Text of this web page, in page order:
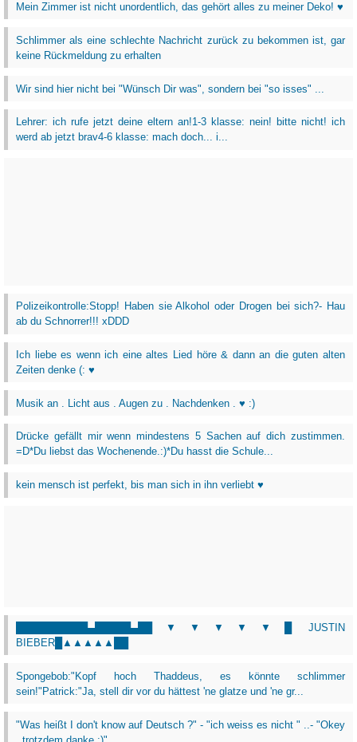
Mein Zimmer ist nicht unordentlich, das gehört alles zu meiner Deko! ♥
Schlimmer als eine schlechte Nachricht zurück zu bekommen ist, gar
keine Rückmeldung zu erhalten
Wir sind hier nicht bei "Wünsch Dir was", sondern bei "so isses" ...
Lehrer: ich rufe jetzt deine eltern an!1-3 klasse: nein! bitte nicht! ich
werd ab jetzt brav4-6 klasse: mach doch... i...
Polizeikontrolle:Stopp! Haben sie Alkohol oder Drogen bei sich?- Hau
ab du Schnorrer!!! xDDD
Ich liebe es wenn ich eine altes Lied höre & dann an die guten alten
Zeiten denke (: ♥
Musik an . Licht aus . Augen zu . Nachdenken . ♥ :)
Drücke gefällt mir wenn mindestens 5 Sachen auf dich zustimmen.
=D*Du liebst das Wochenende.:)*Du hasst die Schule...
kein mensch ist perfekt, bis man sich in ihn verliebt ♥
██████████▄█████▄██▼▼▼▼▼█ JUSTIN
BIEBER█▲▲▲▲▲██
Spongebob:"Kopf hoch Thaddeus, es könnte schlimmer
sein!"Patrick:"Ja, stell dir vor du hättest 'ne glatze und 'ne gr...
"Was heißt I don't know auf Deutsch ?" - "ich weiss es nicht " ..- "Okey